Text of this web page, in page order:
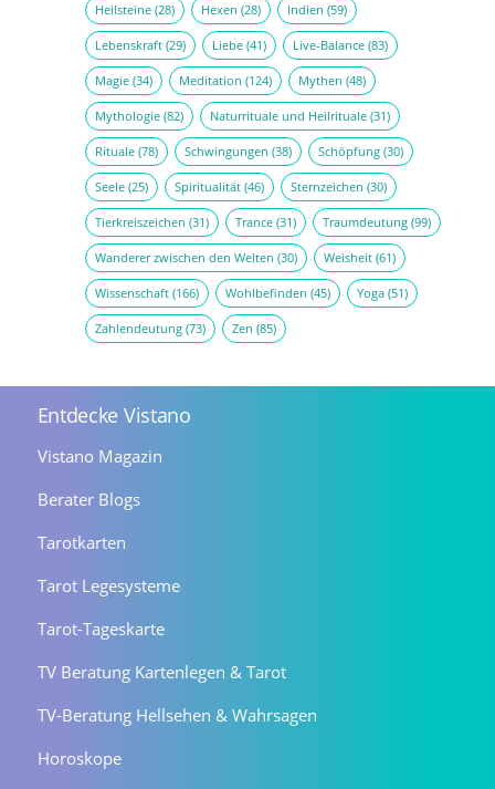
Heilsteine(28) Hexen (28) Indien (59)
Lebenskraft(29) Liebe(41) Live-Balance(83)
Magie(34) Meditation (124) Mythen (48)
Mythologie(82) Naturrituale und Heilrituale(31)
Rituale(78) Schwingungen (38) Schöpfung(30)
Seele(25) Spiritualität(46) Sternzeichen (30)
Tierkreiszeichen (31) Trance(31) Traumdeutung(99)
Wanderer zwischen den Welten (30) Weisheit(61)
Wissenschaft(166) Wohlbefinden (45) Yoga(51)
Zahlendeutung(73) Zen (85)
Entdecke Vistano
Vistano Magazin
Berater Blogs
Tarotkarten
Tarot Legesysteme
Tarot-Tageskarte
TV Beratung Kartenlegen & Tarot
TV-Beratung Hellsehen & Wahrsagen
Horoskope